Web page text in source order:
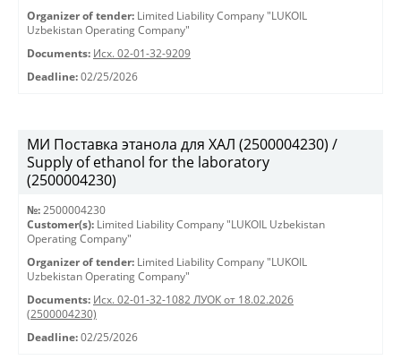
Organizer of tender: Limited Liability Company "LUKOIL
Uzbekistan Operating Company"
Documents: Исх. 02-01-32-9209
Deadline: 02/25/2026
МИ Поставка этанола для ХАЛ (2500004230) /
Supply of ethanol for the laboratory
(2500004230)
№: 2500004230
Customer(s): Limited Liability Company "LUKOIL Uzbekistan
Operating Company"
Organizer of tender: Limited Liability Company "LUKOIL
Uzbekistan Operating Company"
Documents: Исх. 02-01-32-1082 ЛУОК от 18.02.2026
(2500004230)
Deadline: 02/25/2026